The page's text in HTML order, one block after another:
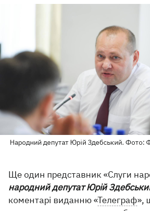
Народний депутат Юрій Здебський. Фото:
Ще один представник «Слуги
народний депутат Юрій
коментарі виданню «Телеграф»,